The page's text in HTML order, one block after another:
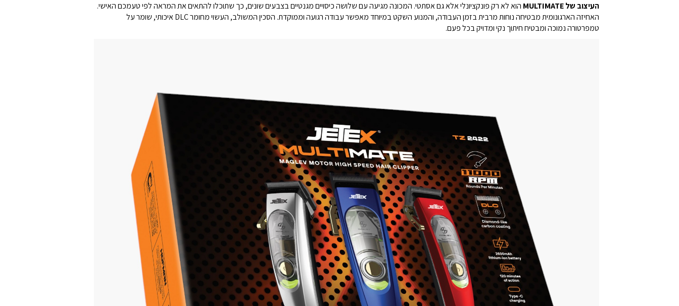
העיצוב של MULTIMATE
הוא לא רק פונקציונלי אלא גם אסתטי. המכונה מגיעה עם שלושה כיסויים מגנטיים בצבעים שונים, כך שתוכלו להתאים את המראה לפי טעמכם האישי.
האחיזה הארגונומית מבטיחה נוחות מרבית בזמן העבודה, והמנוע השקט במיוחד מאפשר עבודה רגועה וממוקדת. הסכין המשולב, העשוי מחומר DLC איכותי, שומר על
טמפרטורה נמוכה ומבטיח חיתוך נקי ומדויק בכל פעם.